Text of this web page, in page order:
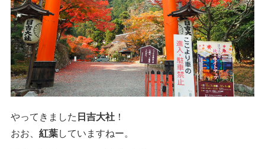
やってきました日吉大社 ！
おお、 紅葉していますねー。